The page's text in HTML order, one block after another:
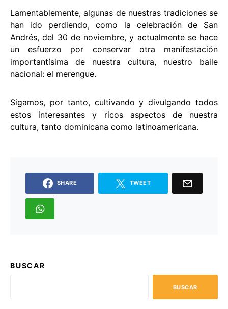
Lamentablemente, algunas de nuestras tradiciones se
han ido perdiendo, como la celebración de San
Andrés, del 30 de noviembre, y actualmente se hace
un esfuerzo por conservar otra manifestación
importantísima de nuestra cultura, nuestro baile
nacional: el merengue.
Sigamos, por tanto, cultivando y divulgando todos
estos interesantes y ricos aspectos de nuestra
cultura, tanto dominicana como latinoamericana.
SHARE TWEET
BUSCAR
BUSCAR